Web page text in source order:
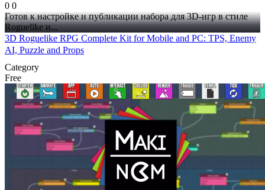
0 0
Готов к настройке и публикации набора для 3D-игр в стиле
Roguelike и...
3D Roguelike RPG Complete Kit for Mobile and PC: TPS, Enemy
AI, Puzzle and Props
Category
Free